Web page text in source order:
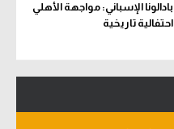
بادالونا الإسباني: مواجهة الأهلي
احتفالية تاريخية